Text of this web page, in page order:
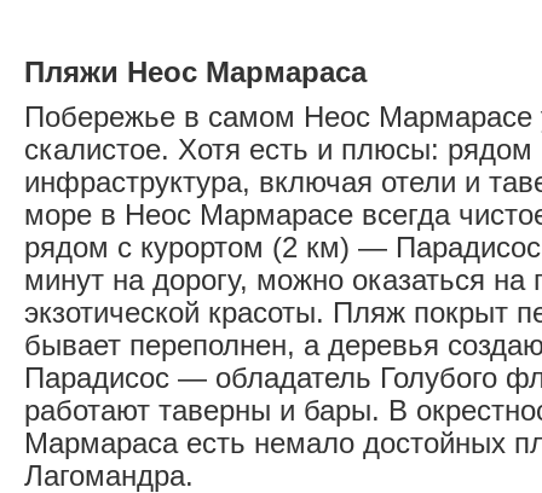
Пляжи Неос Мармараса
Побережье в самом Неос Мармарасе
скалистое. Хотя есть и плюсы: рядом
инфраструктура, включая отели и
море в Неос Мармарасе всегда
рядом с курортом (2 км) —
минут на дорогу, можно оказаться на
экзотической красоты. Пляж покрыт
бывает переполнен, а деревья
Парадисос — обладатель Голубого
работают таверны и бары. В
Мармараса есть немало достойных
Лагомандра.